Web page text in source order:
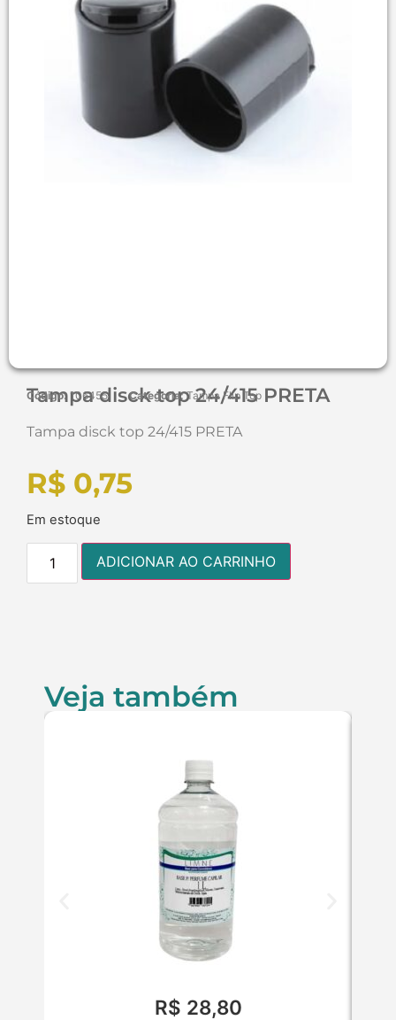
Tampa disck top 24/415 PRETA
Código:106455 Categoria: Tampa Flip Top
Tampa disck top 24/415 PRETA
R$ 0,75
Em estoque
ADICIONAR AO CARRINHO
Veja também
R$ 28,80